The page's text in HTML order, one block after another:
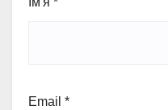
Email *